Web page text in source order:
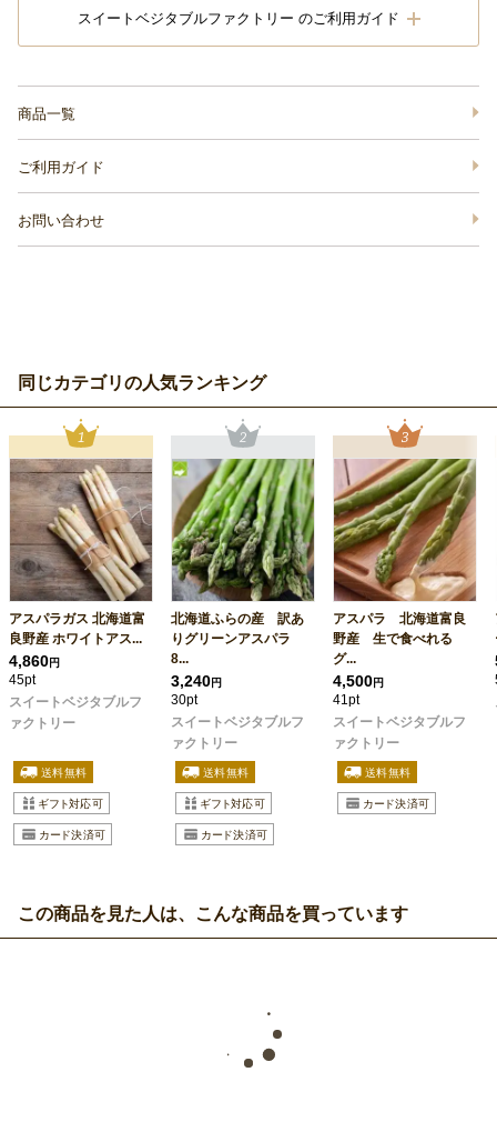
スイートベジタブルファクトリー のご利用ガイド
商品一覧
ご利用ガイド
お問い合わせ
同じカテゴリの人気ランキング
アスパラガス 北海道富
良野産 ホワイトアス...
4,860円
45pt
スイートベジタブルフ
ァクトリー
北海道ふらの産 訳あ
りグリーンアスパラ
8...
3,240円
30pt
スイートベジタブルフ
ァクトリー
アスパラ 北海道富良
野産 生で食べれる
グ...
4,500円
41pt
スイートベジタブルフ
ァクトリー
この商品を見た人は、こんな商品を買っています